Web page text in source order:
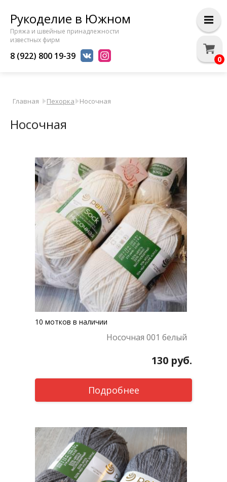
Рукоделие в Южном
Пряжа и швейные принадлежности
известных фирм
8 (922) 800 19-39
Главная Пехорка Носочная
Носочная
10 мотков в наличии
Носочная 001 белый
130 руб.
Подробнее
0